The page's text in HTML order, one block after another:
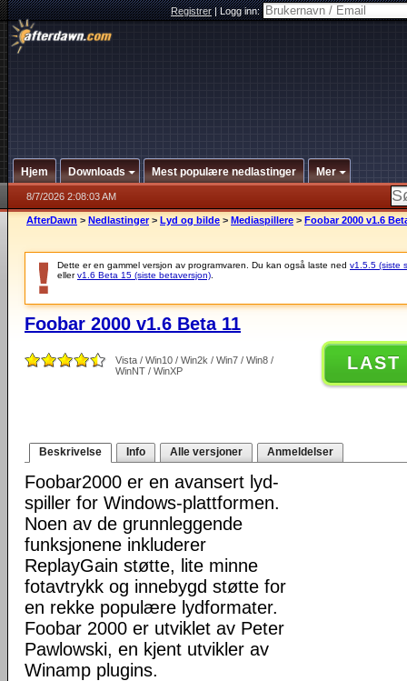
Registrer|Logg inn:
Hjem Downloads Mest populære nedlastinger Mer
8/7/2026 2:08:03 AM
AfterDawn > Nedlastinger > Lyd og bilde > Mediaspillere > Foobar 2000 v1.6
Dette er en gammel versjon av programvaren. Du kan også laste ned v1.5.5 (siste
ellerv1.6 Beta 15 (siste betaversjon)
Foobar 2000 v1.6 Beta 11
Vista / Win10 / Win2k / Win7 / Win8 /
WinNT / WinXP
LAST
Beskrivelse Info Alle versjoner Anmeldelser
Foobar2000 er en avansert lyd-
spiller for Windows-plattformen.
Noen av de grunnleggende
funksjonene inkluderer
ReplayGain støtte, lite minne
fotavtrykk og innebygd støtte for
en rekke populære lydformater.
Foobar 2000 er utviklet av Peter
Pawlowski, en kjent utvikler av
Winamp plugins.